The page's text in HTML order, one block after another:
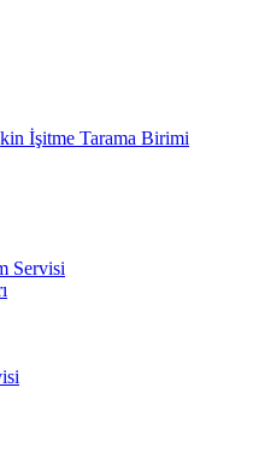
İşitme Tarama Birimi
Servisi